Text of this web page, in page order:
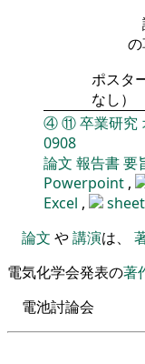
の
ポスタ
なし）
④⑪卒業研究
0908
論文 報告書要
Powerpoint ,
Excel , sheet
論文 や講演は、
電気化学会発表の著
電池討論会